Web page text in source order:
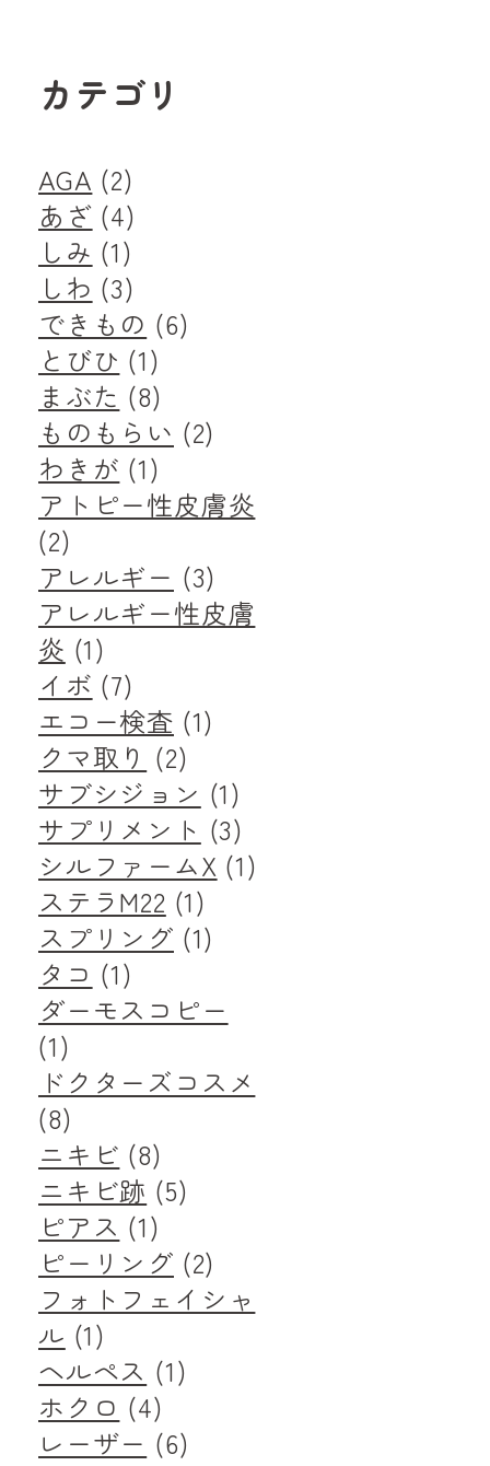
カテゴリ
AGA (2)
あざ (4)
しみ (1)
しわ (3)
できもの (6)
とびひ (1)
まぶた (8)
ものもらい (2)
わきが (1)
アトピー性皮膚炎
(2)
アレルギー (3)
アレルギー性皮膚
炎 (1)
イボ (7)
エコー検査 (1)
クマ取り (2)
サブシジョン (1)
サプリメント (3)
シルファームX (1)
ステラM22 (1)
スプリング (1)
タコ (1)
ダーモスコピー
(1)
ドクターズコスメ
(8)
ニキビ (8)
ニキビ跡 (5)
ピアス (1)
ピーリング (2)
フォトフェイシャ
ル (1)
ヘルペス (1)
ホクロ (4)
レーザー (6)